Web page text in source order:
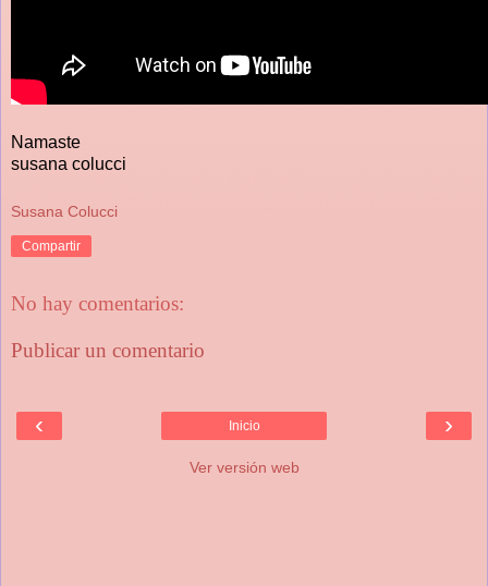
Namaste
susana colucci
Susana Colucci
Compartir
No hay comentarios:
Publicar un comentario
‹ ›
Inicio
Ver versión web